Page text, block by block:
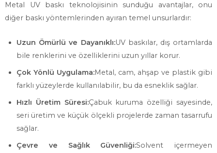
Metal UV baskı teknolojisinin sunduğu avantajlar, onu
diğer baskı yöntemlerinden ayıran temel unsurlardır:
Uzun Ömürlü ve Dayanıklı:UV baskılar, dış ortamlarda
bile renklerini ve özelliklerini uzun yıllar korur.
Çok Yönlü Uygulama:Metal, cam, ahşap ve plastik gibi
farklı yüzeylerde kullanılabilir, bu da esneklik sağlar.
Hızlı Üretim Süresi:Çabuk kuruma özelliği sayesinde,
seri üretim ve küçük ölçekli projelerde zaman tasarrufu
sağlar.
Çevre ve Sağlık Güvenliği:Solvent içermeyen